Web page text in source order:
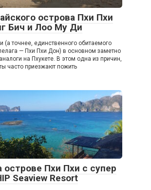
острова Пхи Пхи
Бич и Лоо Му Ди
(а точнее, единственного обитаемого
— Пхи Пхи Дон) в основном заметно
на Пхукете. В этом одна из причин,
часто приезжают пожить
острове Пхи Пхи с супер
Seaview Resort